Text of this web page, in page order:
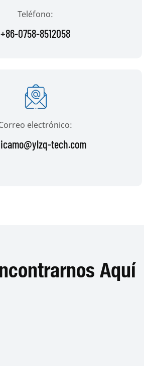
Teléfono:
+86-0758-8512058
electrónico:
tech.com
Aquí